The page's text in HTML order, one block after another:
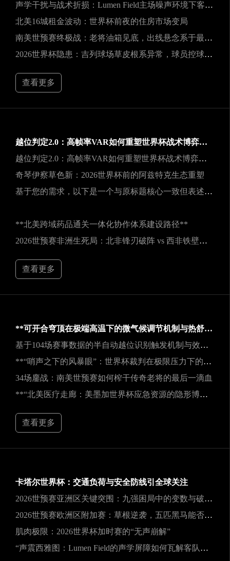
声学干扰与战术折损：Lumen Field主场噪声环境下客队边线发球效能的影响研究
北美16城租金波动：世界杯前夜的住房市场变局
南美世预赛终极战：老将油箱见底，出线悬念系于最后一口气
2026世界杯隐患：吉列球场草皮根系异常，球员控球可能严重失准
查看更多
越位判定2.0：高帧率VAR如何重塑世界杯战术博弈规则
越位判定2.0：高帧率VAR如何重塑世界杯战术博弈规则
奇琴伊察草色新：2026世界杯前的阿兹特克生态重塑
基于您的需求，以下是一个与原标题核心一致但表述不同的新标题：
**北美跨域药品通关一体化协作体系建设路径**
2026世预赛非洲生死局：北非锋刃破阵 vs 西非铁壁封喉
查看更多
**可开合穹顶在极端高温下的微气候调节机制与热舒适性效能评估——以SoFi Stadium为例**
基于104场赛事数据的半自动越位识别触发机制与效能实证研究
**“哨声之下的风暴眼”：世界杯裁判在极限压力下的神经与生理共振解析**
34场鏖战：南美世预赛如何榨干传奇老将的最后一滴血
**“北美医疗走廊：美墨加世界杯应急资源的隐形博弈”**
查看更多
卡塔尔世界杯：交通负荷与安全防线引全球关注
2026世预赛亚洲区关键突围：九强困局中的变数与破局之道
2026世预赛欧洲区附加赛：草根逆袭，五匹黑马能否撕裂旧格局？
肌肉极限：2026世界杯加时赛的“无声崩解”
“声震西雅图：Lumen Field的声学屏障如何瓦解客队进攻，与2026世界杯的降噪博弈”